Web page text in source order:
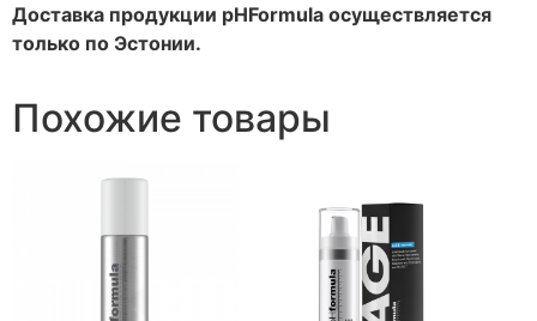
Доставка продукции pHFormula осуществляется
только по Эстонии.
Похожие товары